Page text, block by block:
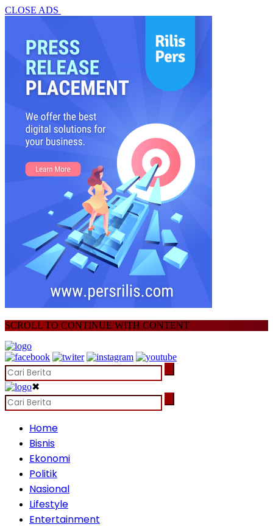
CLOSE ADS
SCROLL TO CONTINUE WITH CONTENT
✖
Home
Bisnis
Ekonomi
Politik
Nasional
Lifestyle
Entertainment